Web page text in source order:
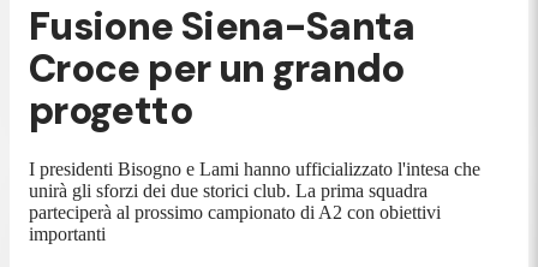
Fusione Siena-Santa
Croce per un grando
progetto
I presidenti Bisogno e Lami hanno ufficializzato l'intesa che
unirà gli sforzi dei due storici club. La prima squadra
parteciperà al prossimo campionato di A2 con obiettivi
importanti